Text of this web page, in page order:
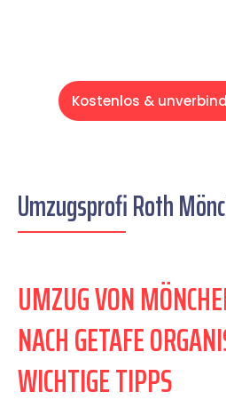
Kostenlos &
Umzugsprofi Roth
UMZUG VON
NACH GETAFE
WICHTIGE TIPPS